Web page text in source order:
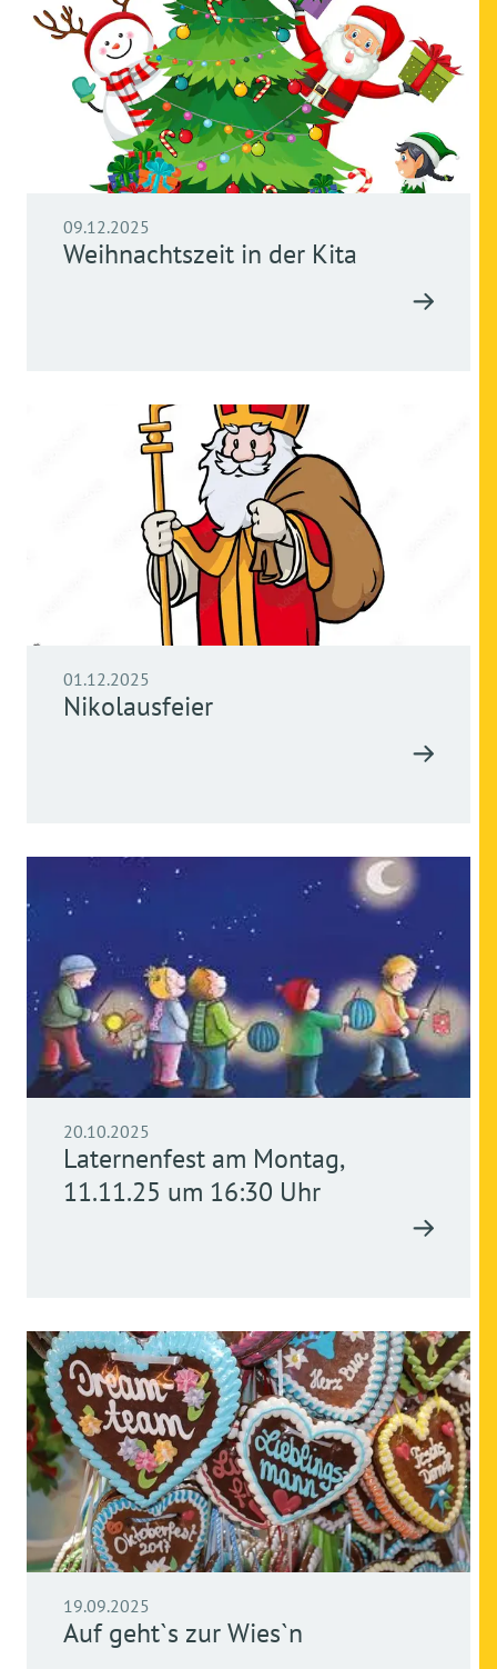
09.12.2025
Weihnachtszeit in der Kita
01.12.2025
Nikolausfeier
20.10.2025
Laternenfest am Montag,
11.11.25 um 16:30 Uhr
19.09.2025
Auf geht`s zur Wies`n